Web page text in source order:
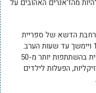
מהז'אנרים האהובים על
של חודש הקריאה יתקיים ב-11.6 ברחבת הדשא של ספריית
שכטר, באירוע חגיגי שייפתח בשעה 17:00 ויימשך עד שעות הערב.
במסגרת האירוע יתקיים יריד ספרות מקומית בהשתתפות יותר מ-50
הפעלות לילדים